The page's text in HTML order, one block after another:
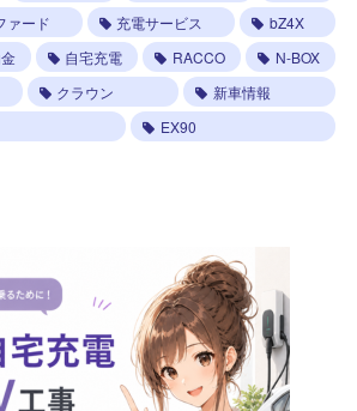
ァード 充電サービス
bZ4X
自宅充電 RACCO
N-BOX
クラウン
新車情報
EX90